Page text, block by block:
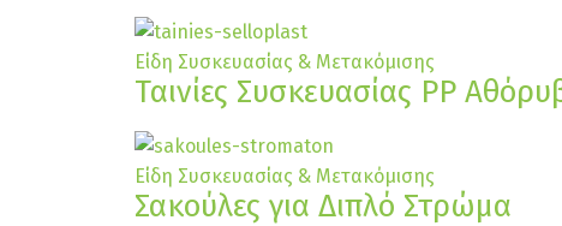
Είδη Συσκευασίας & Μετακόμισης
Ταινίες Συσκευασίας PP
Είδη Συσκευασίας & Μετακόμισης
Σακούλες για Διπλό Στρώμα